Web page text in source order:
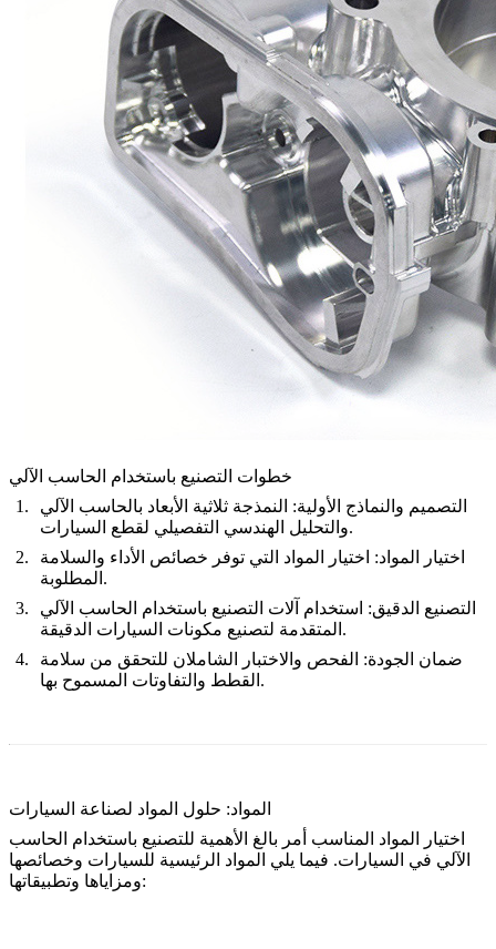
خطوات التصنيع باستخدام الحاسب الآلي
التصميم والنماذج الأولية: النمذجة ثلاثية الأبعاد بالحاسب الآلي
والتحليل الهندسي التفصيلي لقطع السيارات.
اختيار المواد: اختيار المواد التي توفر خصائص الأداء والسلامة
المطلوبة.
التصنيع الدقيق: استخدام آلات التصنيع باستخدام الحاسب الآلي
المتقدمة لتصنيع مكونات السيارات الدقيقة.
ضمان الجودة: الفحص والاختبار الشاملان للتحقق من سلامة
القطط والتفاوتات المسموح بها.
المواد: حلول المواد لصناعة السيارات
اختيار المواد المناسب أمر بالغ الأهمية للتصنيع باستخدام الحاسب
الآلي في السيارات. فيما يلي المواد الرئيسية للسيارات وخصائصها
ومزاياها وتطبيقاتها: